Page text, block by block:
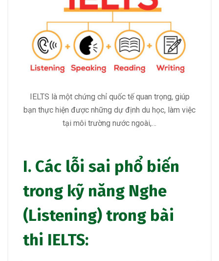
IELTS là một chứng chỉ quốc tế quan trọng, giúp
bạn thực hiện được những dự định du học, làm việc
tại môi trường nước ngoài,…
I. Các lỗi sai phổ biến
trong kỹ năng Nghe
(Listening) trong bài
thi IELTS: